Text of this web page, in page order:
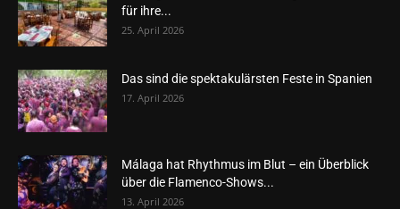
für ihre...
25. April 2026
Das sind die spektakulärsten Feste in Spanien
17. April 2026
Málaga hat Rhythmus im Blut – ein Überblick
über die Flamenco-Shows...
13. April 2026